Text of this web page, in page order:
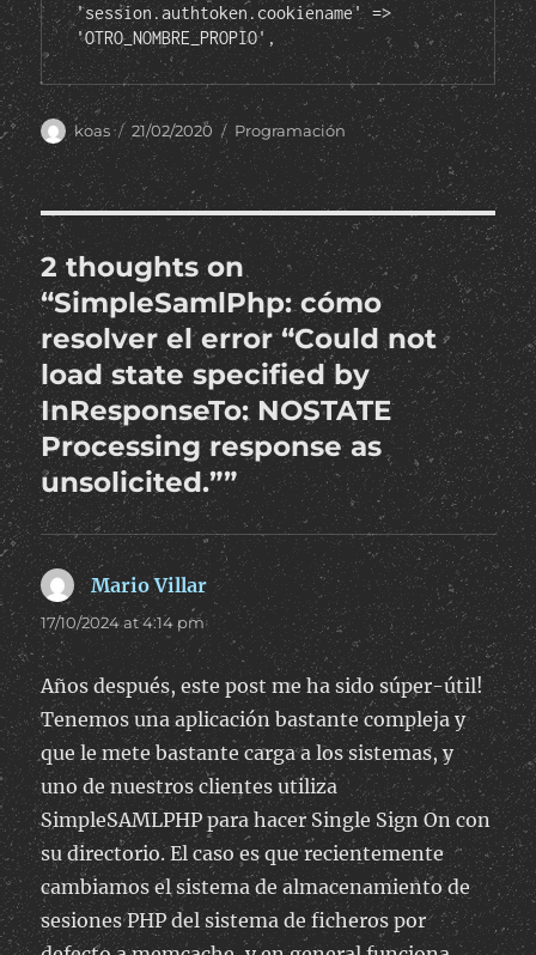
'session.authtoken.cookiename' =>
'OTRO_NOMBRE_PROPIO',
Author
koas
Posted
21/02/2020 Categories
Programación
2 thoughts on
“SimpleSamlPhp: cómo
resolver el error “Could not
load state specified by
InResponseTo: NOSTATE
Processing response as
unsolicited.””
Mario Villar says:
17/10/2024 at 4:14 pm
Años después, este post me ha sido súper-útil!
Tenemos una aplicación bastante compleja y
que le mete bastante carga a los sistemas, y
uno de nuestros clientes utiliza
SimpleSAMLPHP para hacer Single Sign On con
su directorio. El caso es que recientemente
cambiamos el sistema de almacenamiento de
sesiones PHP del sistema de ficheros por